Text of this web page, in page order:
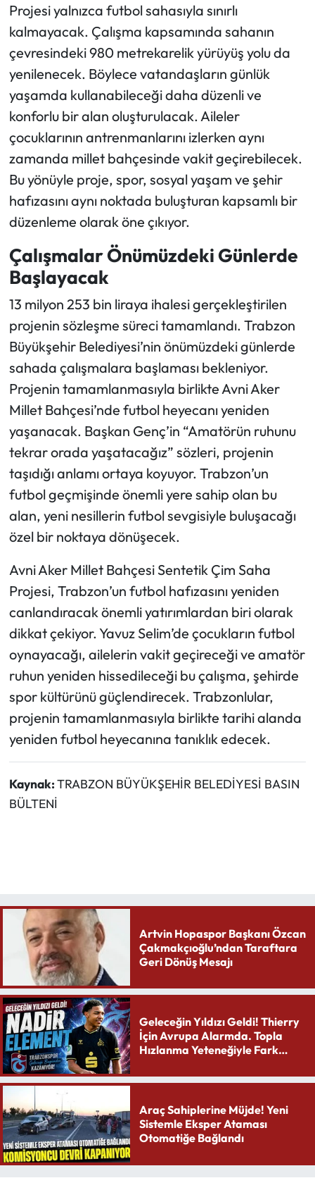
Projesi yalnızca futbol sahasıyla sınırlı
kalmayacak. Çalışma kapsamında sahanın
çevresindeki 980 metrekarelik yürüyüş yolu da
yenilenecek. Böylece vatandaşların günlük
yaşamda kullanabileceği daha düzenli ve
konforlu bir alan oluşturulacak. Aileler
çocuklarının antrenmanlarını izlerken aynı
zamanda millet bahçesinde vakit geçirebilecek.
Bu yönüyle proje, spor, sosyal yaşam ve şehir
hafızasını aynı noktada buluşturan kapsamlı bir
düzenleme olarak öne çıkıyor.
Çalışmalar Önümüzdeki Günlerde
Başlayacak
13 milyon 253 bin liraya ihalesi gerçekleştirilen
projenin sözleşme süreci tamamlandı. Trabzon
Büyükşehir Belediyesi’nin önümüzdeki günlerde
sahada çalışmalara başlaması bekleniyor.
Projenin tamamlanmasıyla birlikte Avni Aker
Millet Bahçesi’nde futbol heyecanı yeniden
yaşanacak. Başkan Genç’in “Amatörün ruhunu
tekrar orada yaşatacağız” sözleri, projenin
taşıdığı anlamı ortaya koyuyor. Trabzon’un
futbol geçmişinde önemli yere sahip olan bu
alan, yeni nesillerin futbol sevgisiyle buluşacağı
özel bir noktaya dönüşecek.
Avni Aker Millet Bahçesi Sentetik Çim Saha
Projesi, Trabzon’un futbol hafızasını yeniden
canlandıracak önemli yatırımlardan biri olarak
dikkat çekiyor. Yavuz Selim’de çocukların futbol
oynayacağı, ailelerin vakit geçireceği ve amatör
ruhun yeniden hissedileceği bu çalışma, şehirde
spor kültürünü güçlendirecek. Trabzonlular,
projenin tamamlanmasıyla birlikte tarihi alanda
yeniden futbol heyecanına tanıklık edecek.
Kaynak:TRABZON BÜYÜKŞEHİR BELEDİYESİ BASIN
BÜLTENİ
Artvin Hopaspor Başkanı Özcan
Çakmakçıoğlu’ndan Taraftara
Geri Dönüş Mesajı
Geleceğin Yıldızı Geldi! Thierry
İçin Avrupa Alarmda. Topla
Hızlanma Yeteneğiyle Fark
Araç Sahiplerine Müjde! Yeni
Sistemle Eksper Ataması
Otomatiğe Bağlandı